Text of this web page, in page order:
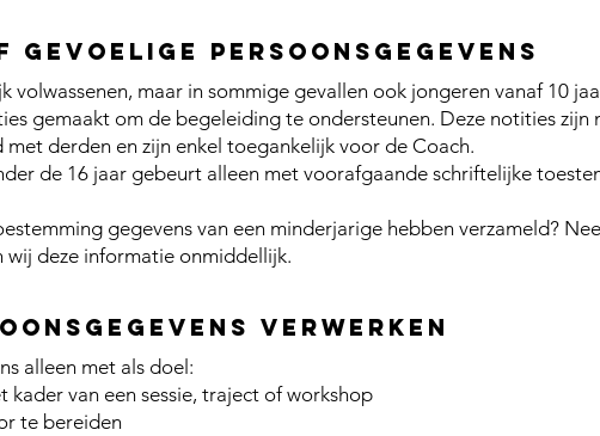
persoonsgegevens
volwassenen, maar in sommige gevallen ook jongeren vanaf 10
gemaakt om de begeleiding te ondersteunen. Deze notities zijn
derden en zijn enkel toegankelijk voor de Coach.
de 16 jaar gebeurt alleen met voorafgaande schriftelijke
gegevens van een minderjarige hebben verzameld?
wij deze informatie onmiddellijk.
verwerken
alleen met als doel:
van een sessie, traject of workshop
te bereiden